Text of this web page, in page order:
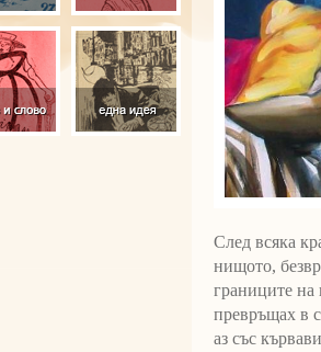
След всяка
нищото,
границите на
превръщах в
аз със